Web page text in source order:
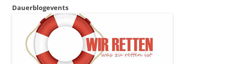
Dauerblogevents